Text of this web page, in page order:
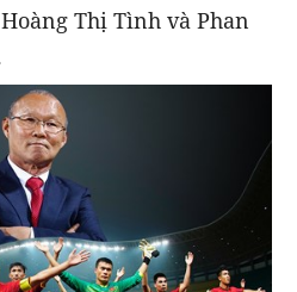
Thị Tình và Phan